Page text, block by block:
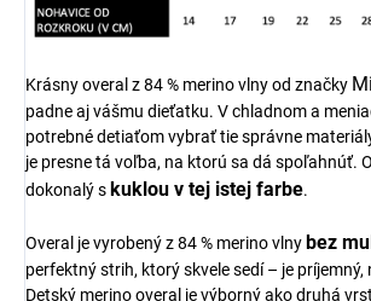
Krásny overal z 84 % merino vlny od značky
padne aj vášmu dieťatku. V chladnom a
potrebné detiaťom vybrať tie správne
je presne tá voľba, na ktorú sa dá spoľahnúť.
dokonalý skuklou v tej istej farbe.
Overal je vyrobený z 84 % merino vlnybez
perfektný strih, ktorý skvele sedí – je príjemný,
Detský merino overal je výborný ako druhá